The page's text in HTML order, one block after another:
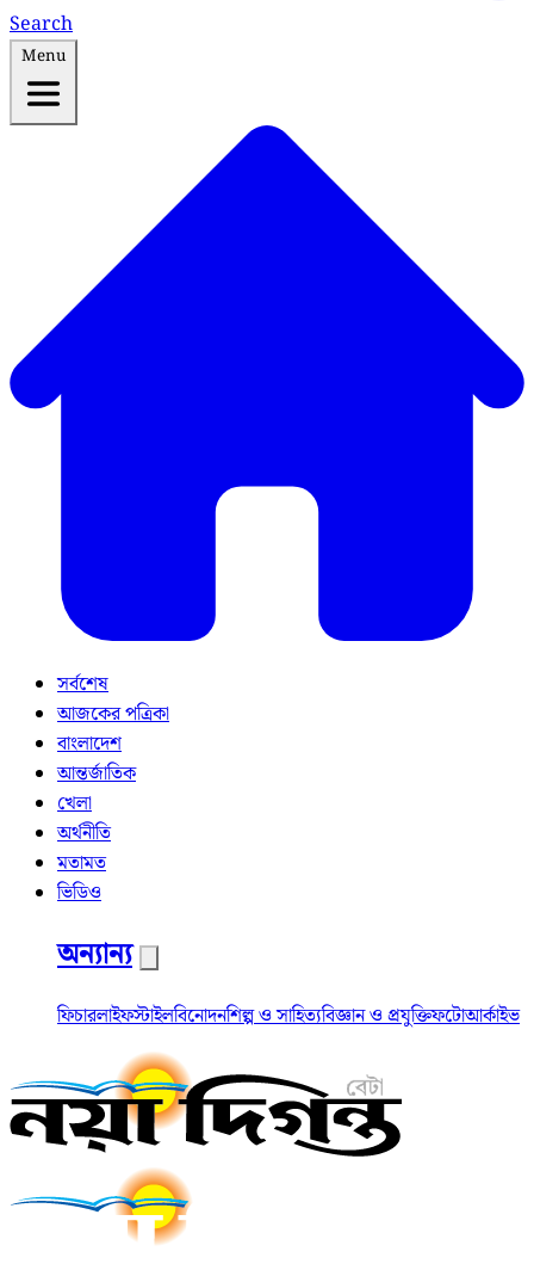
Search
Menu
সর্বশেষ
আজকের পত্রিকা
বাংলাদেশ
আন্তর্জাতিক
খেলা
অর্থনীতি
মতামত
ভিডিও
অন্যান্য
ফিচারলাইফস্টাইলবিনোদনশিল্প ও সাহিত্যবিজ্ঞান ও প্রযুক্তিফটোআর্কাইভ